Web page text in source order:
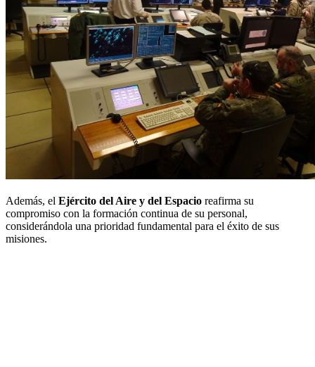
Además, el Ejército del Aire y del Espacio reafirma su
compromiso con la formación continua de su personal,
considerándola una prioridad fundamental para el éxito de sus
misiones.